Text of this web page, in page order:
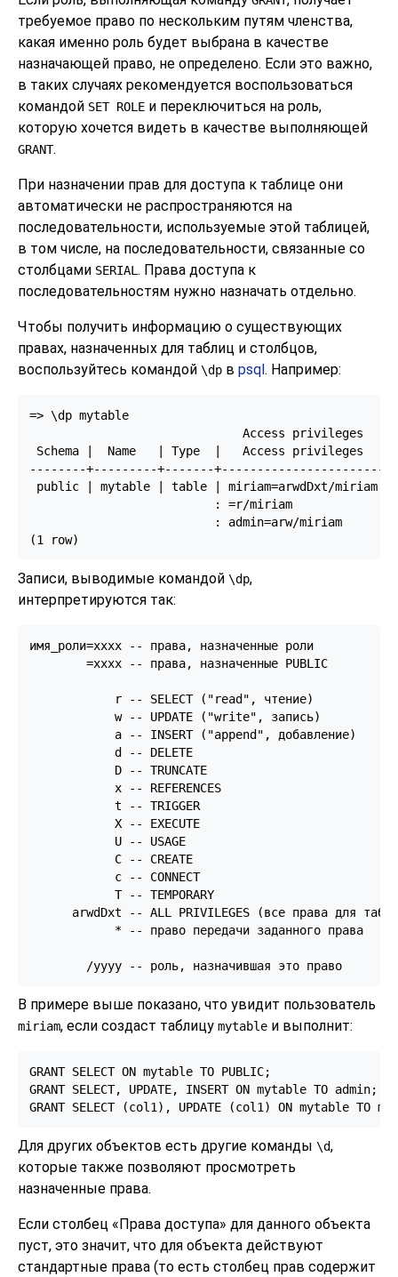
требуемое право по нескольким путям членства,
какая именно роль будет выбрана в качестве
назначающей право, не определено. Если это важно,
в таких случаях рекомендуется воспользоваться
командой SET ROLE и переключиться на роль,
которую хочется видеть в качестве выполняющей
GRANT.
При назначении прав для доступа к таблице они
автоматически не распространяются на
последовательности, используемые этой таблицей,
в том числе, на последовательности, связанные со
столбцами SERIAL . Права доступа к
последовательностям нужно назначать отдельно.
Чтобы получить информацию о существующих
правах, назначенных для таблиц и столбцов,
воспользуйтесь командой \dp в psql. Например:
=> \dp mytable
                              Access privileges
Schema |  Name   | Type  |   Access privileges   |
--------+---------+-------+-----------------------
public | mytable | table | miriam=arwdDxt/miriam |
: =r/miriam             :
                          : admin=arw/miriam
(1 row)
Записи, выводимые командой \dp,
интерпретируются так:
имя_роли=xxxx -- права, назначенные роли
        =xxxx -- права, назначенные PUBLIC
            r -- SELECT ("read", чтение)
            w -- UPDATE ("write", запись)
            a -- INSERT ("append", добавление)
            d -- DELETE
            D -- TRUNCATE
            x -- REFERENCES
            t -- TRIGGER
            X -- EXECUTE
            U -- USAGE
            C -- CREATE
            c -- CONNECT
            T -- TEMPORARY
arwdDxt -- ALL PRIVILEGES (все права для
            * -- право передачи заданного права
        /yyyy -- роль, назначившая это право
В примере выше показано, что увидит пользователь
miriam, если создаст таблицу mytable и выполнит:
GRANT SELECT ON mytable TO PUBLIC;
GRANT SELECT, UPDATE, INSERT ON mytable TO admin;
GRANT SELECT (col1), UPDATE (col1) ON mytable TO
Для других объектов есть другие команды \d,
которые также позволяют просмотреть
назначенные права.
Если столбец « Права доступа» для данного объекта
пуст, это значит, что для объекта действуют
стандартные права (то есть столбец прав содержит